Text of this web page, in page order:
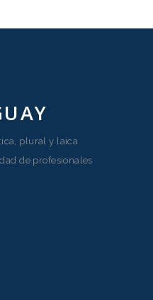
plural y laica
de profesionales